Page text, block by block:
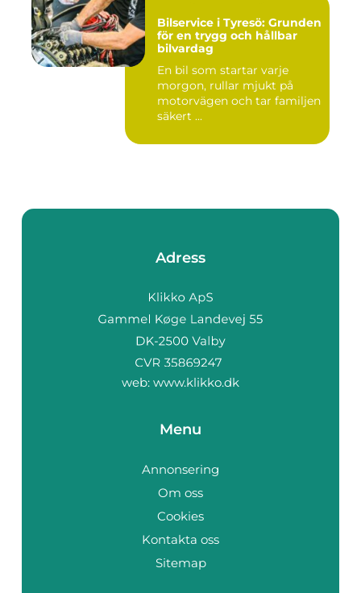
Bilservice i Tyresö: Grunden
för en trygg och hållbar
bilvardag
En bil som startar varje
morgon, rullar mjukt på
motorvägen och tar familjen
säkert ...
Adress
web: www.klikko.dk
Menu
Annonsering
Om oss
Cookies
Kontakta oss
Sitemap